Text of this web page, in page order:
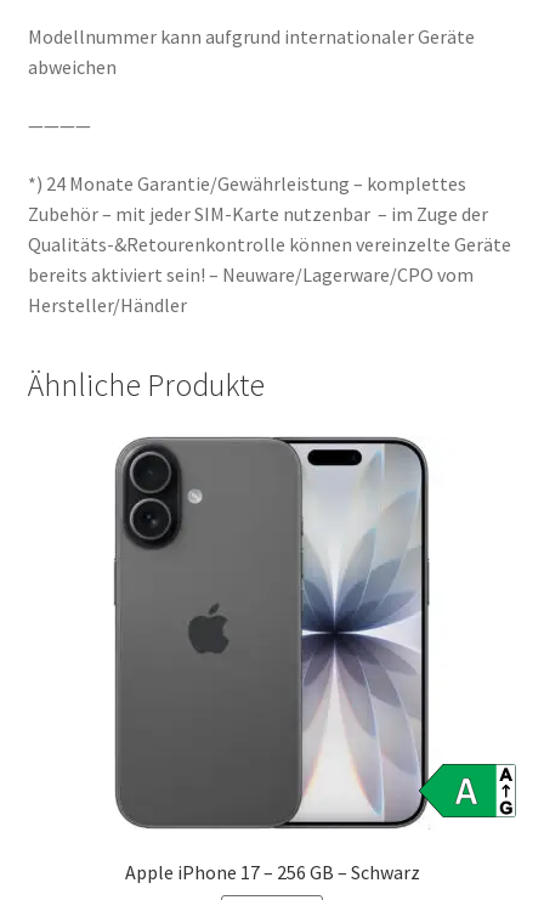
Modellnummer kann aufgrund internationaler Geräte
abweichen
————
*) 24 Monate Garantie/Gewährleistung – komplettes
Zubehör – mit jeder SIM-Karte nutzenbar – im Zuge der
Qualitäts-&Retourenkontrolle können vereinzelte Geräte
bereits aktiviert sein! – Neuware/Lagerware/CPO vom
Hersteller/Händler
Ähnliche Produkte
Apple iPhone 17 – 256 GB – Schwarz